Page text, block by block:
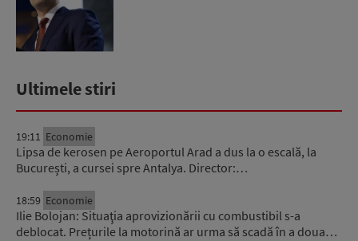
Ultimele stiri
19:11 Economie
Lipsa de kerosen pe Aeroportul Arad a dus la o escală, la
București, a cursei spre Antalya. Director:…
18:59 Economie
Ilie Bolojan: Situaţia aprovizionării cu combustibil s-a
deblocat. Prețurile la motorină ar urma să scadă în a doua…